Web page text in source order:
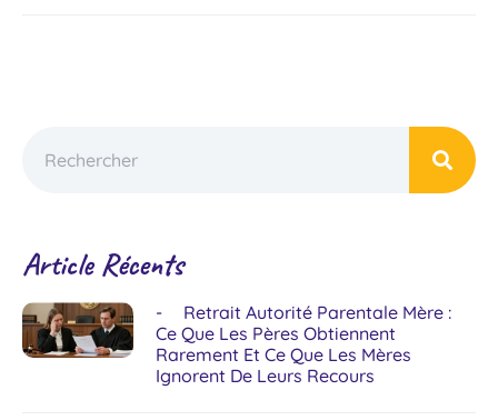
Article Récents
Retrait Autorité Parentale Mère :
Ce Que Les Pères Obtiennent
Rarement Et Ce Que Les Mères
Ignorent De Leurs Recours